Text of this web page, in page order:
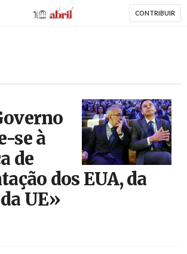
AbrilAbril CONTRIBUIR
se à
de
dos EUA, da
UE»